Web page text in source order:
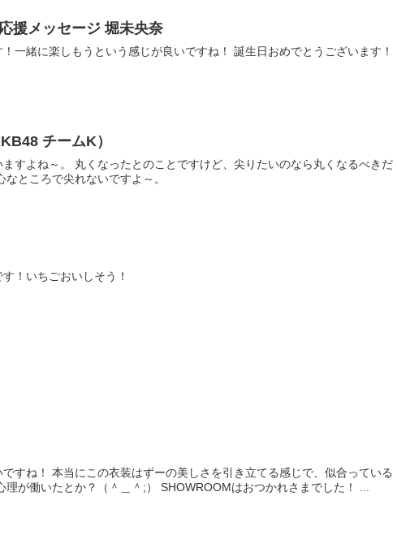
援メッセージ 堀未央奈
一緒に楽しもうという感じが良いですね！ 誕生日おめでとうございます！
チームK）
すよね～。 丸くなったとのことですけど、尖りたいのなら丸くなるべきだ
ところで尖れないですよ～。
！いちごおいしそう！
すね！ 本当にこの衣装はずーの美しさを引き立てる感じで、似合っている
が働いたとか？（＾＿＾;） SHOWROOMはおつかれさまでした！ ...